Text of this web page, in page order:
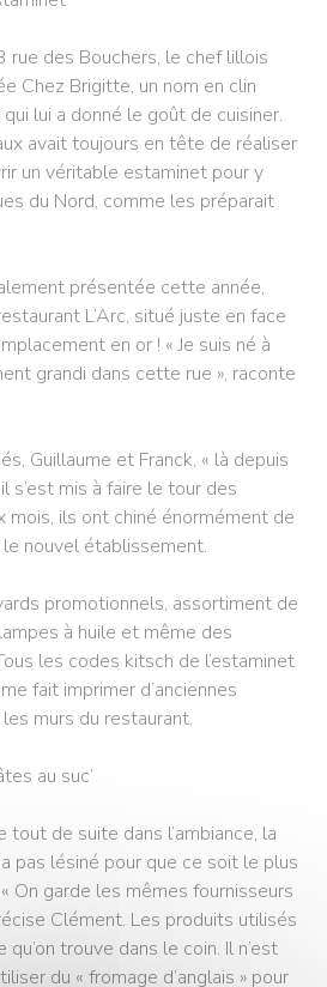
des Bouchers, le chef lillois
Chez Brigitte, un nom en clin
lui a donné le goût de cuisiner.
avait toujours en tête de réaliser
un véritable estaminet pour y
du Nord, comme les préparait
présentée cette année,
L’Arc, situé juste en face
en or ! « Je suis né à
grandi dans cette rue », raconte
Guillaume et Franck, « là depuis
s’est mis à faire le tour des
mois, ils ont chiné énormément de
nouvel établissement.
promotionnels, assortiment de
à huile et même des
les codes kitsch de l’estaminet
fait imprimer d’anciennes
murs du restaurant.
au suc’
tout de suite dans l’ambiance, la
pas lésiné pour que ce soit le plus
On garde les mêmes fournisseurs
Clément. Les produits utilisés
trouve dans le coin. Il n’est
du « fromage d’anglais » pour